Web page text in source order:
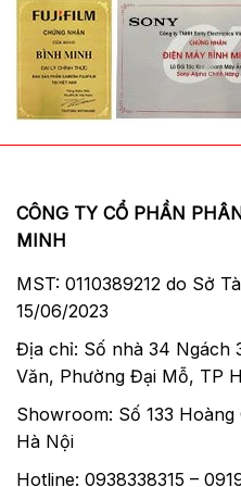
nhóm trong đó sử
ED có hiệu quả bù
trong suốt hình ảnh.
quang học và một
phí, bóng mờ và
sản xuất rõ ràng,
CÔNG TY CỔ PHẦN
MINH
MST: 0110389212 do Sở
15/06/2023
Địa chỉ: Số nhà 34 Ngách
Văn, Phường Đại Mỗ, TP
Showroom: Số 133
Hà Nội
Hotline: 0938338315 –